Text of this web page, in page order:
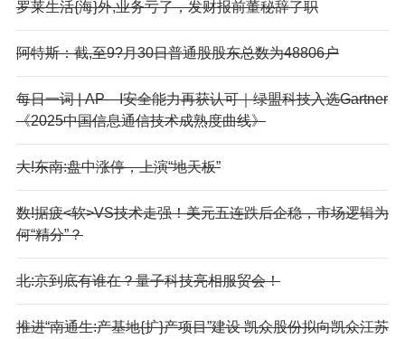
罗莱生活{海}外,业务亏了，发财报前董秘辞了职
阿特斯：截,至9?月30日普通股股东总数为48806户
每日一词 | AP—I安全能力再获认可｜绿盟科技入选Gartner
《2025中国信息通信技术成熟度曲线》
大!东南:盘中涨停，上演“地天板”
数!据疲<软>VS技术走强！美元五连跌后企稳，市场逻辑为
何“精分”？
北:京到底有谁在？量子科技亮相服贸会！
推进“南通生:产基地{扩}产项目”建设 凯众股份拟向凯众江苏